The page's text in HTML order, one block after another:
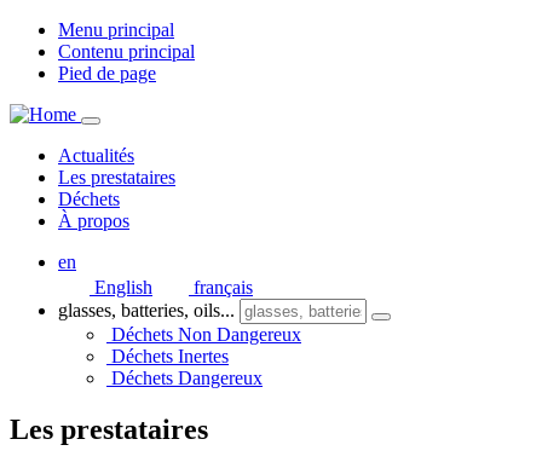
Menu principal
Contenu principal
Pied de page
Actualités
Les prestataires
Déchets
À propos
en
English
français
glasses, batteries, oils...
Déchets Non Dangereux
Déchets Inertes
Déchets Dangereux
Les prestataires